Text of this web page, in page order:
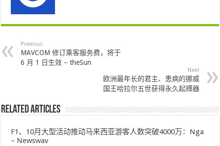
Previous
MAVCOM 修订乘客服务费，将于
6 月 1 日生效 – theSun
Next
欧洲最年长的君主、患病的挪威
国王哈拉尔五世获得永久起搏器
Related Articles
F1、10月大型活动推动马来西亚游客人数突破4000万：Nga
– Newswav